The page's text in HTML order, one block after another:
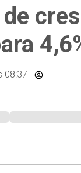
08:37